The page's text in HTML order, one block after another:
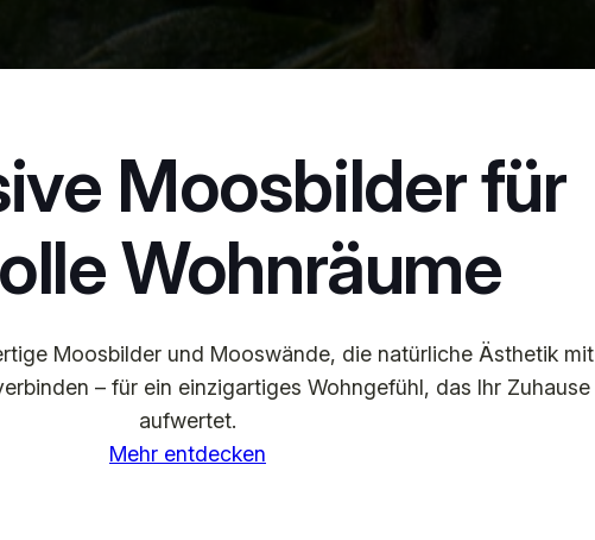
Moosbilder für
Wohnräume
Moosbilder und Mooswände, die natürliche Ästhetik mit
– für ein einzigartiges Wohngefühl, das Ihr Zuhause
aufwertet.
Mehr entdecken